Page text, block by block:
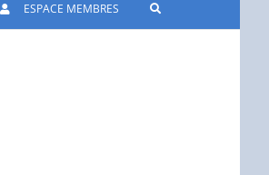
ESPACE MEMBRES